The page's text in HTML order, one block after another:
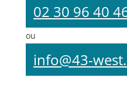
02 30 96 40
ou
info@43-